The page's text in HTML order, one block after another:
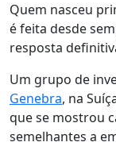
Quem nasceu
é feita desde
resposta
Um grupo de
Genebra, na
que se mostrou
semelhantes a